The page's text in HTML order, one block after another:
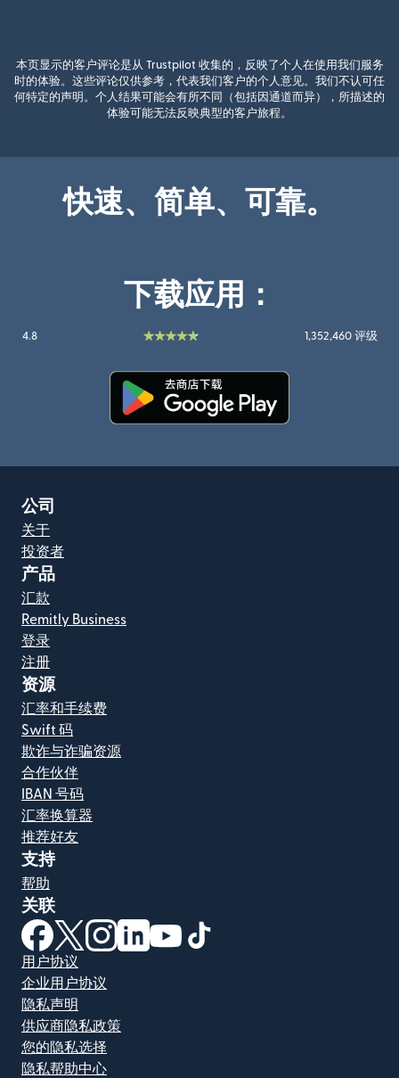
本页显示的客户评论是从 Trustpilot 收集的，反映了个人在使用我们服务
时的体验。这些评论仅供参考，代表我们客户的个人意见。我们不认可任
何特定的声明。个人结果可能会有所不同（包括因通道而异），所描述的
体验可能无法反映典型的客户旅程。
快速、简单、可靠。
下载应用：
4.8 1,352,460 评级
公司
关于
投资者
产品
汇款
Remitly Business
登录
注册
资源
汇率和手续费
Swift 码
欺诈与诈骗资源
合作伙伴
IBAN 号码
汇率换算器
推荐好友
支持
帮助
关联
（在新窗口中打开）
（在新窗口中打开）
（在新窗口中打开）
（在新窗口中打开）
（在新窗口中打开）
用户协议
企业用户协议
隐私声明
供应商隐私政策
您的隐私选择
隐私帮助中心